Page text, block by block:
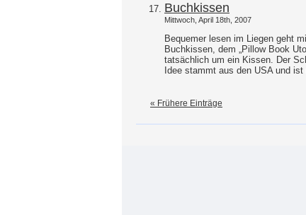
Buchkissen
Mittwoch, April 18th, 2007
Bequemer lesen im Liegen geht
Buchkissen, dem „Pillow Book
tatsächlich um ein Kissen. Der
Idee stammt aus den USA und
« Frühere Einträge